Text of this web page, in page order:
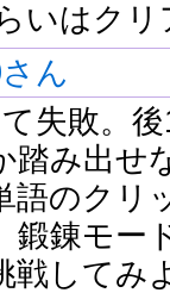
いはク
ん
失敗。
踏み出せ
語のクリ
鍛錬モー
戦してみ